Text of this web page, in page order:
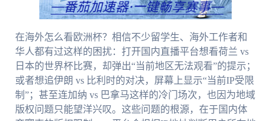
在海外怎么看欧洲杯？相信不少留学生、海外工作者和
华人都有过这样的困扰：打开国内直播平台想看荷兰 vs
日本的世界杯比赛，却弹出“当前地区无法观看”的提示；
或者想追伊朗 vs 比利时的对决，屏幕上显示“当前IP受限
制”；甚至连加纳 vs 巴拿马这样的冷门场次，也因为地域
版权问题只能望洋兴叹。这些问题的根源，在于国内体